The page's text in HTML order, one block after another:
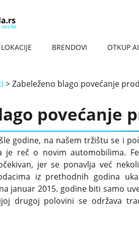
LOKACIJE BRENDOVI OTKUP
>Zabeleženo blago povećanje
povećanje
godine, na našem tržištu se i
je reč o novim automobilima.
jer se ponavlja već
iz prethodnih godina
januar 2015. godine biti samo
drugoj polovini se održava